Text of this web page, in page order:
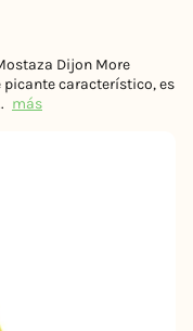
Dijon More
picante característico, es
más